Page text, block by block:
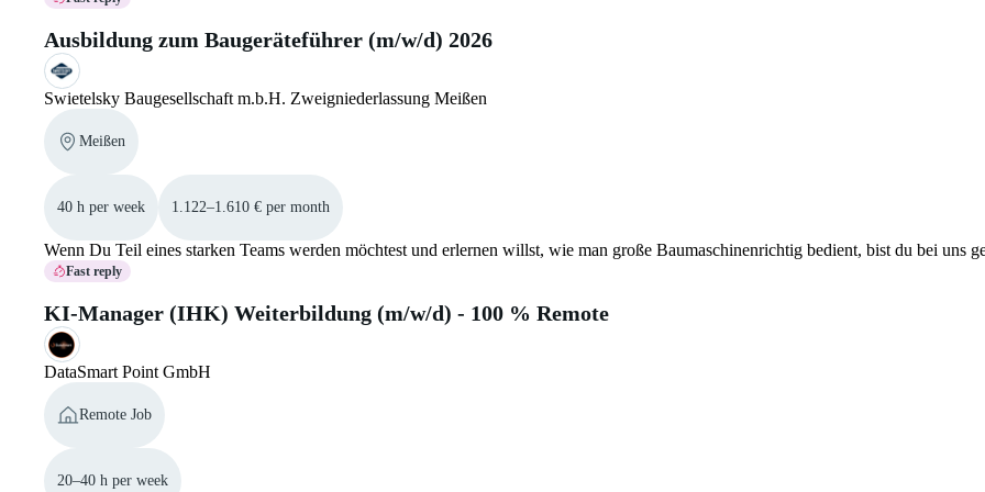
Ausbildung zum Baugeräteführer (m/w/d) 2026
Swietelsky Baugesellschaft m.b.H. Zweigniederlassung Meißen
Meißen
40 h per week 1.122–1.610 € per month
Wenn Du Teil eines starken Teams werden möchtest und erlernen willst, wie man große Baumaschinenrichtig bedient, bist du bei uns
Fast reply
KI-Manager (IHK) Weiterbildung (m/w/d) - 100 % Remote
DataSmart Point GmbH
Remote Job
20–40 h per week